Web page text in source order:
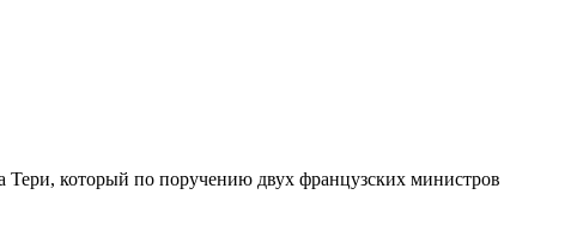
который по поручению двух французских министров